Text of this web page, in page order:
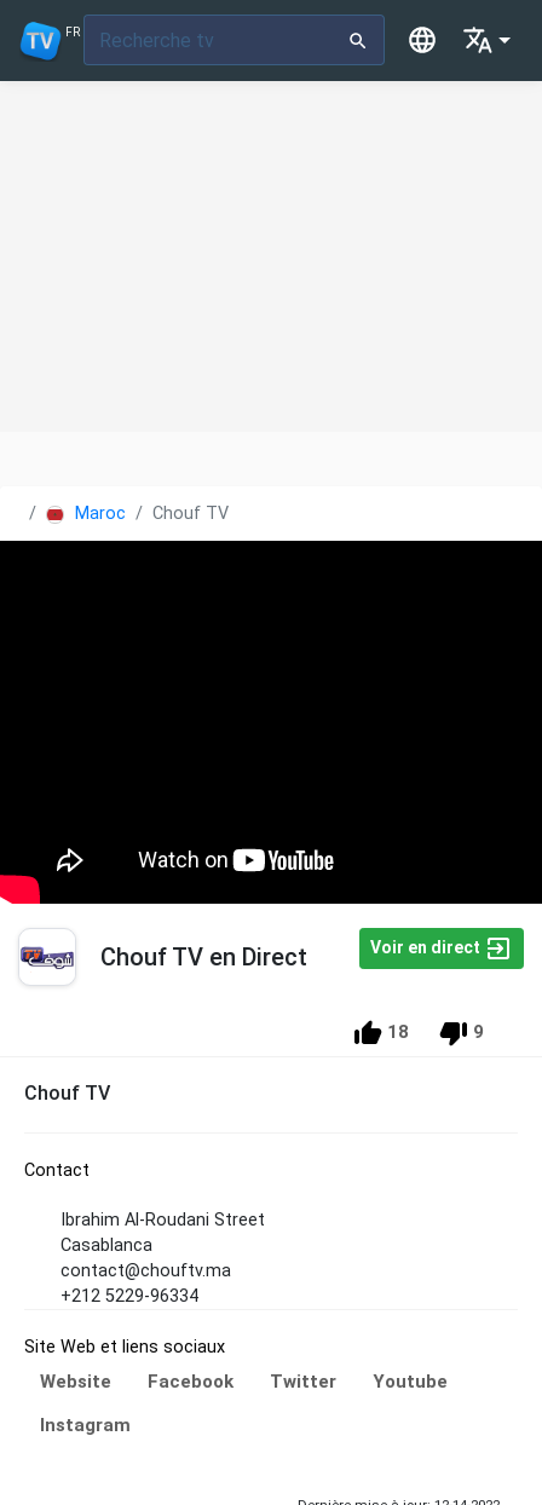
FR
Maroc Chouf TV
Chouf TV en Direct Voir en direct
18 9
Chouf TV
Contact
Ibrahim Al-Roudani Street
Casablanca
contact@chouftv.ma
+212 5229-96334
Site Web et liens sociaux
Website Facebook Twitter
Youtube
Instagram